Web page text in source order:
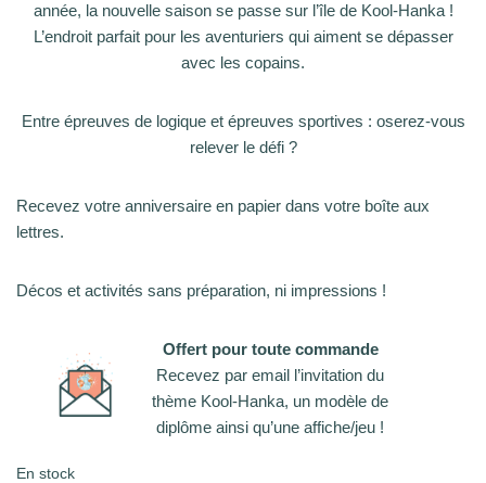
année, la nouvelle saison se passe sur l’île de Kool-Hanka !
L’endroit parfait pour les aventuriers qui aiment se dépasser
avec les copains.
Entre épreuves de logique et épreuves sportives : oserez-vous
relever le défi ?
Recevez votre anniversaire en papier dans votre boîte aux
lettres.
Décos et activités sans préparation, ni impressions !
Offert pour toute commande
Recevez par email l’invitation du
thème Kool-Hanka, un modèle de
diplôme ainsi qu’une affiche/jeu !
En stock